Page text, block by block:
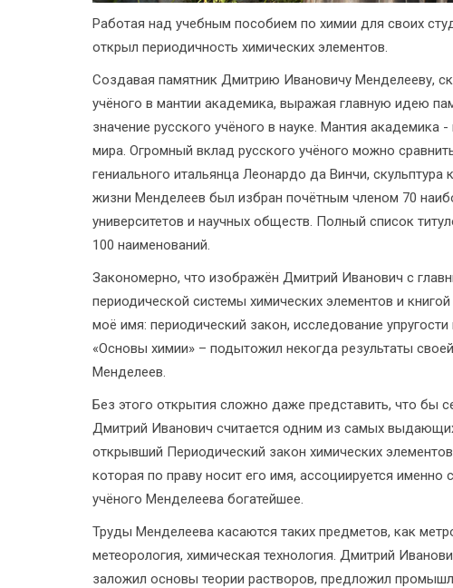
Работая над учебным пособием по химии для своих
открыл периодичность химических элементов.
Создавая памятник Дмитрию Ивановичу Менделееву,
учёного в мантии академика, выражая главную идею
значение русского учёного в науке. Мантия академика
мира. Огромный вклад русского учёного можно
гениального итальянца Леонардо да Винчи, скульптура
жизни Менделеев был избран почётным членом 70
университетов и научных обществ. Полный список
100 наименований.
Закономерно, что изображён Дмитрий Иванович с
периодической системы химических элементов и
моё имя: периодический закон, исследование
«Основы химии» – подытожил некогда результаты
Менделеев.
Без этого открытия сложно даже представить, что бы
Дмитрий Иванович считается одним из самых
открывший Периодический закон химических
которая по праву носит его имя, ассоциируется
учёного Менделеева богатейшее.
Труды Менделеева касаются таких предметов, как
метеорология, химическая технология. Дмитрий
заложил основы теории растворов, предложил